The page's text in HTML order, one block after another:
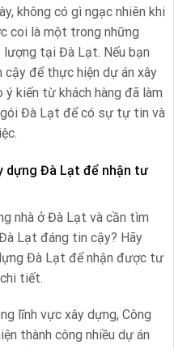
không có gì ngạc nhiên khi
coi là một trong những
tại Đà Lạt. Nếu bạn
để thực hiện dự án xây
ý kiến từ khách hàng đã làm
Đà Lạt để có sự tự tin và
dựng Đà Lạt để nhận tư
nhà ở Đà Lạt và cần tìm
Lạt đáng tin cậy? Hãy
Đà Lạt để nhận được tư
tiết.
lĩnh vực xây dựng, Công
thành công nhiều dự án